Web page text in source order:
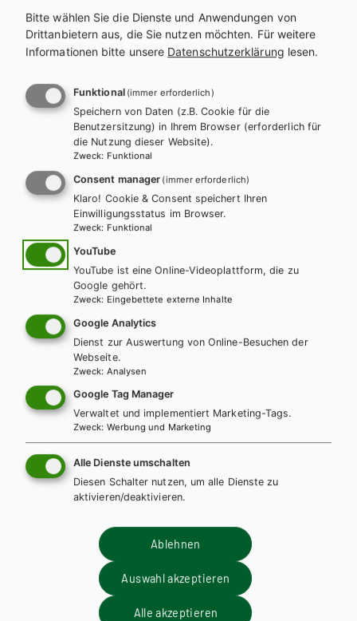
Lehrer/innen bestellbar.
Bitteanmelden, um zu bestellen. Teilen
Material für Lehrer/innen
Weitere Bände dieser
Schulbuchreihe
PÄDAGOGIK elementar für BAfEP. Band 1
Lehrbuch + E-Book
Lehrbuch E-Book Solo
Lehrer/innenheft
Bitte wählen Sie die Dienste und Anwendungen von
Drittanbietern aus, die Sie nutzen möchten. Für weitere
Informationen bitte unsere Datenschutzerklärung lesen.
Funktional (immer erforderlich)
Speichern von Daten (z.B. Cookie für die
Benutzersitzung) in Ihrem Browser (erforderlich für
die Nutzung dieser Website).
Zweck: Funktional
Consent manager (immer erforderlich)
Klaro! Cookie & Consent speichert Ihren
Einwilligungsstatus im Browser.
Zweck: Funktional
YouTube
YouTube ist eine Online-Videoplattform, die zu
Google gehört.
Zweck: Eingebettete externe Inhalte
Google Analytics
Dienst zur Auswertung von Online-Besuchen der
Webseite.
Zweck: Analysen
Google Tag Manager
Verwaltet und implementiert Marketing-Tags.
Zweck: Werbung und Marketing
Alle Dienste umschalten
Diesen Schalter nutzen, um alle Dienste zu
aktivieren/deaktivieren.
Ablehnen
Auswahl akzeptieren
Alle akzeptieren